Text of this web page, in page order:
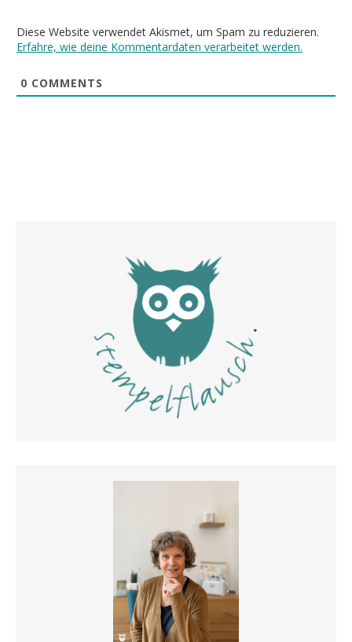
Diese Website verwendet Akismet, um Spam zu reduzieren.
Erfahre, wie deine Kommentardaten verarbeitet werden.
0 COMMENTS